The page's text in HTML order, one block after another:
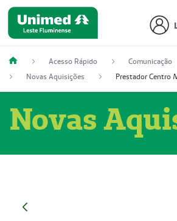
Acesso Rápido
Comunicação
Novas Aquisições
Novas